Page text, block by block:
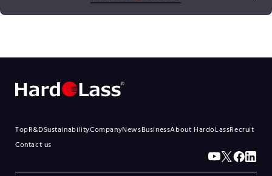
TopR&DSustainabilityCompanyNewsBusinessAbout HardoLassRecruit
Contact us